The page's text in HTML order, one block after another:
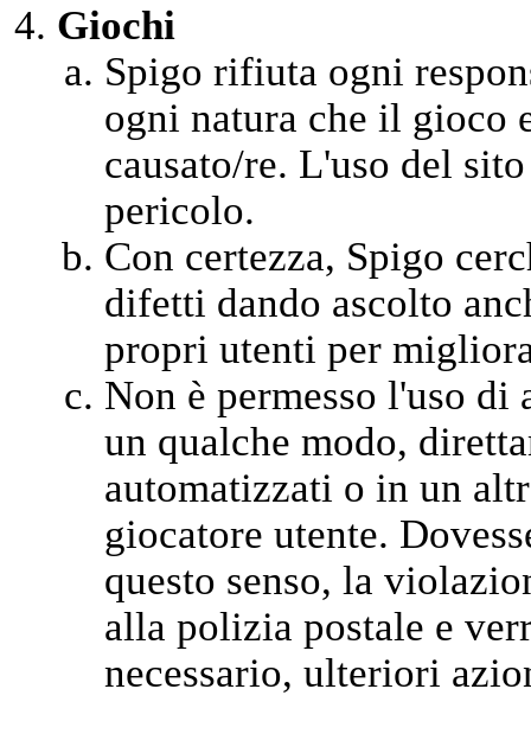
Giochi
Spigo rifiuta ogni
ogni natura che il gioco
causato/re. L'uso del
pericolo.
Con certezza, Spigo
difetti dando ascolto
propri utenti per
Non è permesso l'uso
un qualche modo,
automatizzati o in un
giocatore utente.
questo senso, la
alla polizia postale e
necessario, ulteriori